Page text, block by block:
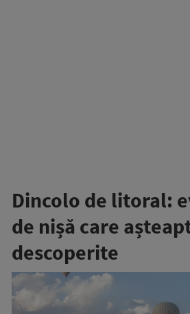
Dincolo de litoral:
de nișă care
descoperite